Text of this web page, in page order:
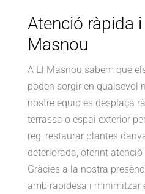
Atenció ràpida
Masnou
A El Masnou sabem que
poden sorgir en qualsevol
nostre equip es desplaça
terrassa o espai exterior
reg, restaurar plantes
deteriorada, oferint
Gràcies a la nostra
amb rapidesa i minimitzar